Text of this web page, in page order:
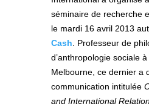
séminaire de recherche
le mardi 16 avril 2013
Cash . Professeur de
d’anthropologie sociale à
Melbourne, ce dernier a
communication intitulée
and International